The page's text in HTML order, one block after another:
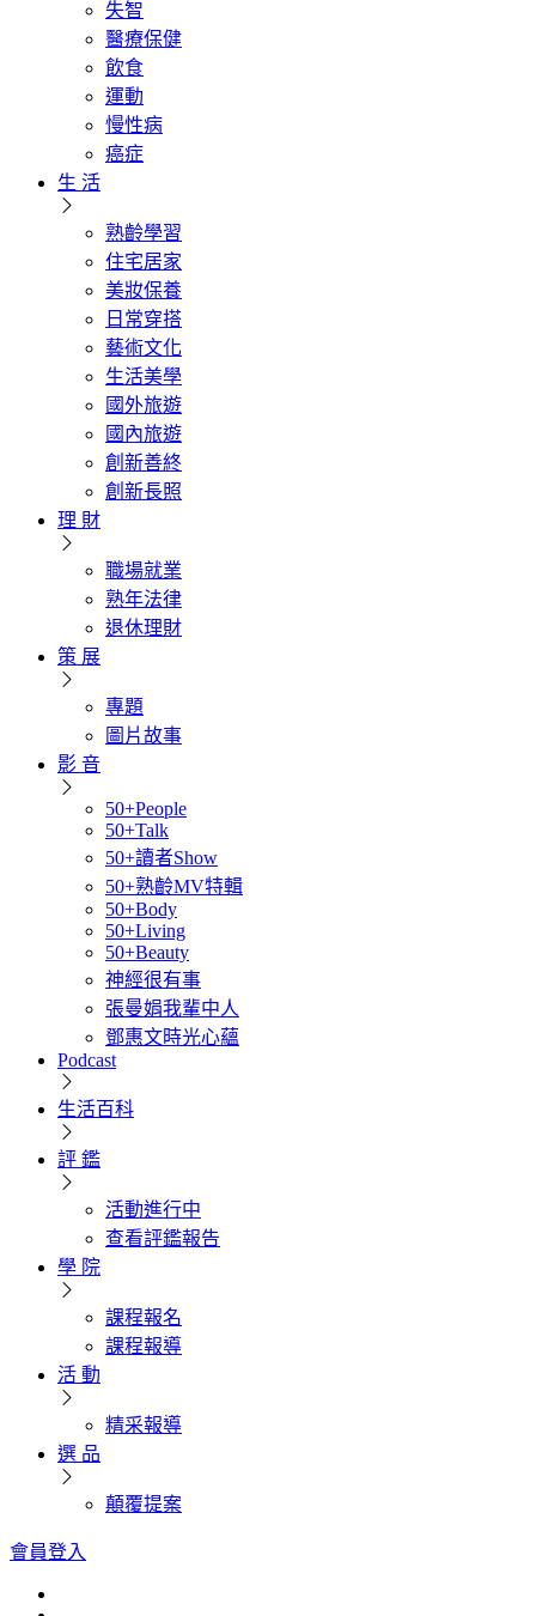
失智
醫療保健
飲食
運動
慢性病
癌症
生 活
熟齡學習
住宅居家
美妝保養
日常穿搭
藝術文化
生活美學
國外旅遊
國內旅遊
創新善終
創新長照
理 財
職場就業
熟年法律
退休理財
策 展
專題
圖片故事
影 音
50+People
50+Talk
50+讀者Show
50+熟齡MV特輯
50+Body
50+Living
50+Beauty
神經很有事
張曼娟我輩中人
鄧惠文時光心蘊
Podcast
生活百科
評 鑑
活動進行中
查看評鑑報告
學 院
課程報名
課程報導
活 動
精采報導
選 品
顛覆提案
會員登入